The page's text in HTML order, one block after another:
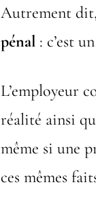
Autrement
pénal : c’est
L’employeur
réalité ainsi
même si une
ces mêmes